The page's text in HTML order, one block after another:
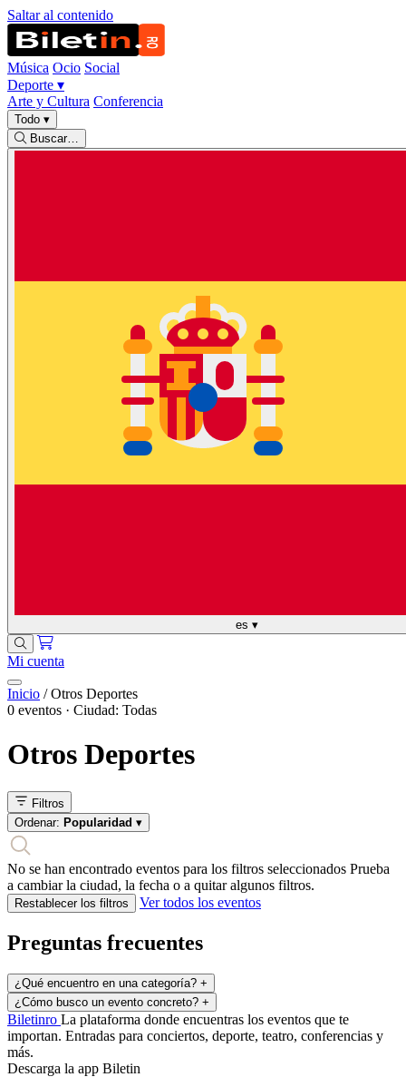
Saltar al contenido
Música Ocio Social
Deporte ▾
Arte y Cultura Conferencia
Todo ▾
Buscar…
es ▾
Mi cuenta
Inicio / Otros Deportes
0 eventos · Ciudad: Todas
Otros Deportes
Filtros
Ordenar: Popularidad ▾
No se han encontrado eventos para los filtros seleccionados Prueba
a cambiar la ciudad, la fecha o a quitar algunos filtros.
Restablecer los filtros Ver todos los eventos
Preguntas frecuentes
¿Qué encuentro en una categoría? +
¿Cómo busco un evento concreto? +
Biletinro La plataforma donde encuentras los eventos que te
importan. Entradas para conciertos, deporte, teatro, conferencias y
más.
Descarga la app Biletin